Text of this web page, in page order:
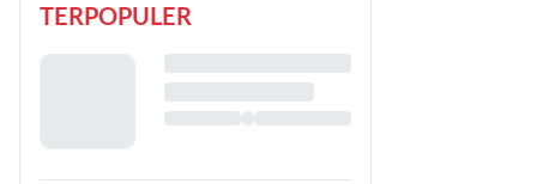
TERPOPULER